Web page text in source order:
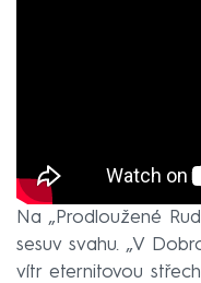
Na „Prodloužené
sesuv svahu. „V
vítr eternitovou